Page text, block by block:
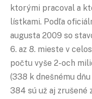
ktorými pracoval a
lístkami. Podľa
augusta 2009 so
6. az 8. mieste v
počtu vyše 2-och
(338 k dnešnému
384 sú už aj zrušené